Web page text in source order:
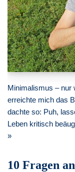
Minimalismus – nur
erreichte mich das
dachte so: Puh,
Leben kritisch
»
10 Fragen